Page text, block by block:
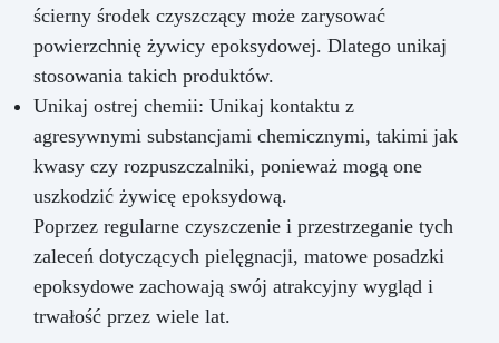
ścierny środek czyszczący może zarysować
powierzchnię żywicy epoksydowej. Dlatego unikaj
stosowania takich produktów.
Unikaj ostrej chemii: Unikaj kontaktu z
agresywnymi substancjami chemicznymi, takimi jak
kwasy czy rozpuszczalniki, ponieważ mogą one
uszkodzić żywicę epoksydową.
Poprzez regularne czyszczenie i przestrzeganie tych
zaleceń dotyczących pielęgnacji, matowe posadzki
epoksydowe zachowają swój atrakcyjny wygląd i
trwałość przez wiele lat.